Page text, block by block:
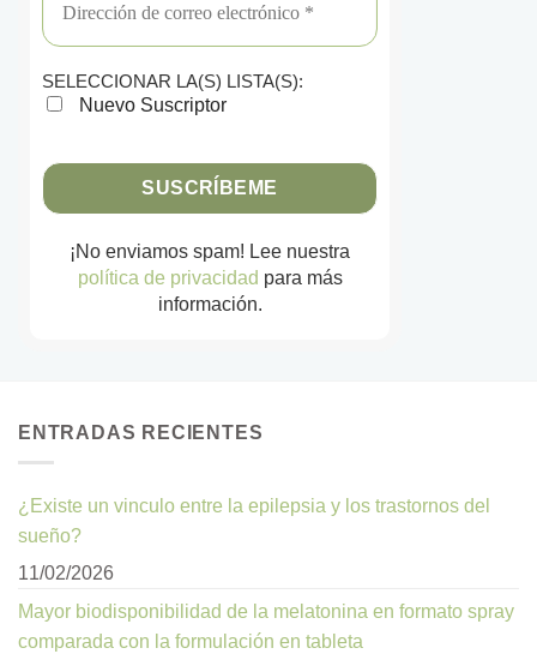
SELECCIONAR LA(S) LISTA(S):
Nuevo Suscriptor
¡No enviamos spam! Lee nuestra
política de privacidad para más
información.
ENTRADAS RECIENTES
¿Existe un vinculo entre la epilepsia y los trastornos del
sueño?
11/02/2026
Mayor biodisponibilidad de la melatonina en formato spray
comparada con la formulación en tableta